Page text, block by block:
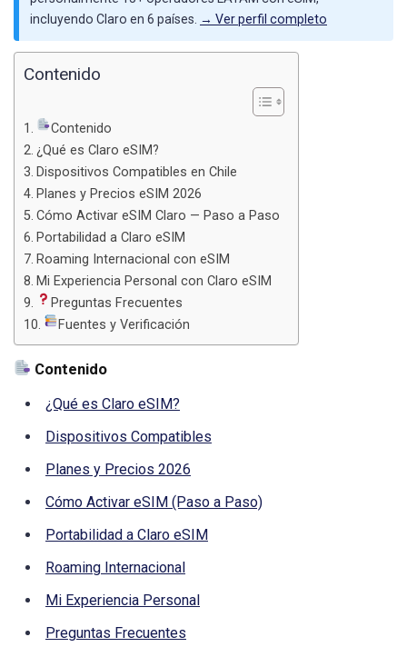
incluyendo Claro en 6 países. → Ver perfil completo
Contenido
Contenido
¿Qué es Claro eSIM?
Dispositivos Compatibles en Chile
Planes y Precios eSIM 2026
Cómo Activar eSIM Claro — Paso a Paso
Portabilidad a Claro eSIM
Roaming Internacional con eSIM
Mi Experiencia Personal con Claro eSIM
Preguntas Frecuentes
Fuentes y Verificación
Contenido
¿Qué es Claro eSIM?
Dispositivos Compatibles
Planes y Precios 2026
Cómo Activar eSIM (Paso a Paso)
Portabilidad a Claro eSIM
Roaming Internacional
Mi Experiencia Personal
Preguntas Frecuentes